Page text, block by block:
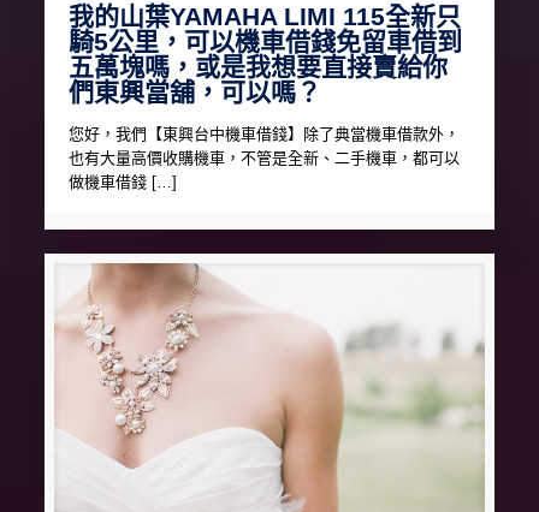
我的山葉YAMAHA LIMI 115全新只
騎5公里，可以機車借錢免留車借到
五萬塊嗎，或是我想要直接賣給你
們東興當舖，可以嗎？
您好，我們【東興台中機車借錢】除了典當機車借款外，
也有大量高價收購機車，不管是全新、二手機車，都可以
做機車借錢 […]